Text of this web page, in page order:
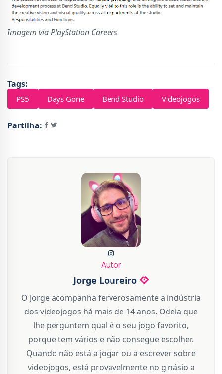
Imagem via PlayStation Careers
Tags:
PS5 Days Gone Bend Studio Videojogos
Partilha:
Autor
Jorge Loureiro
O Jorge acompanha ferverosamente a indústria
dos videojogos há mais de 14 anos. Odeia que
lhe perguntem qual é o seu jogo favorito,
porque tem vários e não consegue escolher.
Quando não está a jogar ou a escrever sobre
videojogos, está provavelmente no ginásio a